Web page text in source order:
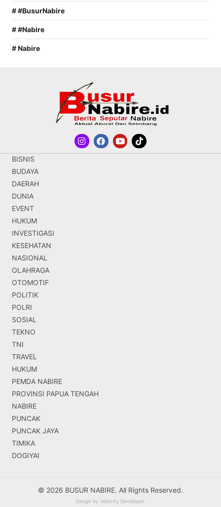
# #BusurNabire
# #Nabire
# Nabire
BISNIS
BUDAYA
DAERAH
DUNIA
EVENT
HUKUM
INVESTIGASI
KESEHATAN
NASIONAL
OLAHRAGA
OTOMOTIF
POLITIK
POLRI
SOSIAL
TEKNO
TNI
TRAVEL
HUKUM
PEMDA NABIRE
PROVINSI PAPUA TENGAH
NABIRE
PUNCAK
PUNCAK JAYA
TIMIKA
DOGIYAI
© 2026 BUSUR NABIRE. All Rights Reserved.
Design by Velocity Developer